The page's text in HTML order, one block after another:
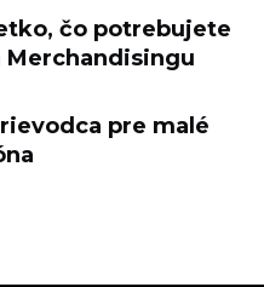
čo potrebujete
pre malé